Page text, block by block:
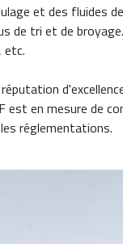
et des fluides
de tri et de broyage.
etc.
est en mesure de
réglementations.